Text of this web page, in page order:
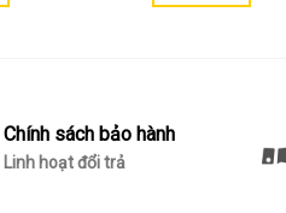
Chính sách bảo hành
Linh hoạt đổi trả